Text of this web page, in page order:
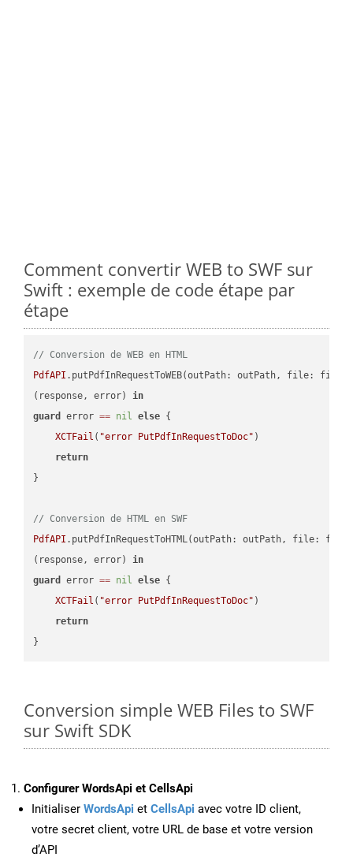
Comment convertir WEB to SWF sur
Swift : exemple de code étape par
étape
// Conversion de WEB en HTML
PdfAPI .putPdfInRequestToWEB(outPath: outPath, file: file.
(response, error) in
guard
error == nil else {
XCTFail ( "error PutPdfInRequestToDoc" )
return
}
// Conversion de HTML en SWF
PdfAPI .putPdfInRequestToHTML(outPath: outPath, file: file.
(response, error) in
guard
error == nil else {
XCTFail ( "error PutPdfInRequestToDoc" )
return
Conversion simple WEB Files to SWF
sur Swift SDK
Configurer WordsApi et CellsApi
Initialiser WordsApi et CellsApi avec votre ID client,
votre secret client, votre URL de base et votre version
d’API